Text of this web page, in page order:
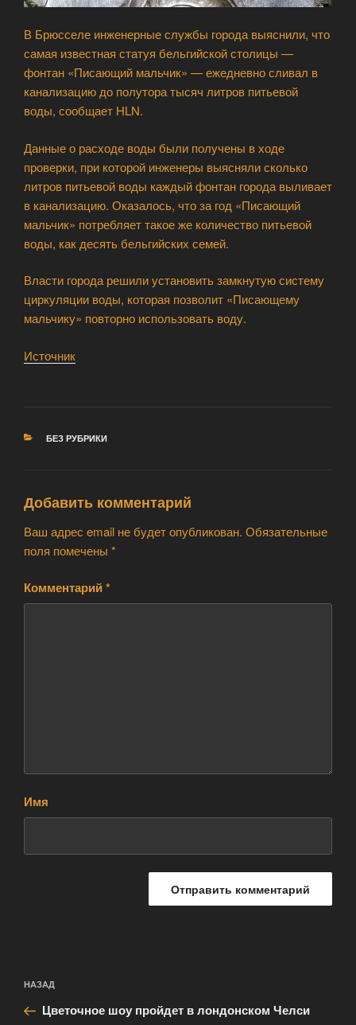
В Брюсселе инженерные службы города выяснили, что
самая известная статуя бельгийской столицы —
фонтан «Писающий мальчик» — ежедневно сливал в
канализацию до полутора тысяч литров питьевой
воды, сообщает HLN.
Данные о расходе воды были получены в ходе
проверки, при которой инженеры выясняли сколько
литров питьевой воды каждый фонтан города выливает
в канализацию. Оказалось, что за год «Писающий
мальчик» потребляет такое же количество питьевой
воды, как десять бельгийских семей.
Власти города решили установить замкнутую систему
циркуляции воды, которая позволит «Писающему
мальчику» повторно использовать воду.
Источник
РУБРИКИ
БЕЗ РУБРИКИ
Добавить комментарий
Ваш адрес email не будет опубликован. Обязательные
поля помечены *
Комментарий*
Имя
по
записям
Предыдущая
запись:
НАЗАД
Цветочное шоу пройдет в лондонском Челси